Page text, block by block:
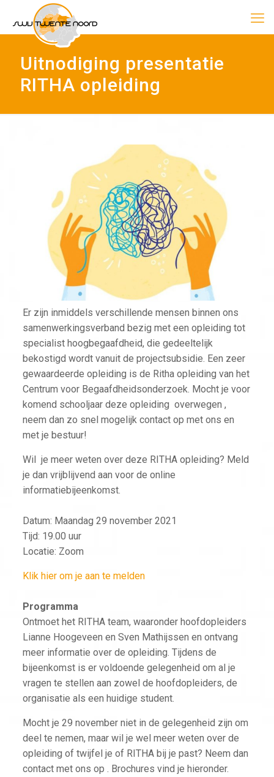
Uitnodiging presentatie
RITHA opleiding
Er zijn inmiddels verschillende mensen binnen ons
samenwerkingsverband bezig met een opleiding tot
specialist hoogbegaafdheid, die gedeeltelijk
bekostigd wordt vanuit de projectsubsidie. Een zeer
gewaardeerde opleiding is de Ritha opleiding van het
Centrum voor Begaafdheidsonderzoek. Mocht je voor
komend schooljaar deze opleiding overwegen ,
neem dan zo snel mogelijk contact op met ons en
met je bestuur!
Wil je meer weten over deze RITHA opleiding? Meld
je dan vrijblijvend aan voor de online
informatiebijeenkomst.
Datum: Maandag 29 november 2021
Tijd: 19.00 uur
Locatie: Zoom
Klik hier om je aan te melden
Programma
Ontmoet het RITHA team, waaronder hoofdopleiders
Lianne Hoogeveen en Sven Mathijssen en ontvang
meer informatie over de opleiding. Tijdens de
bijeenkomst is er voldoende gelegenheid om al je
vragen te stellen aan zowel de hoofdopleiders, de
organisatie als een huidige student.
Mocht je 29 november niet in de gelegenheid zijn om
deel te nemen, maar wil je wel meer weten over de
opleiding of twijfel je of RITHA bij je past? Neem dan
contact met ons op . Brochures vind je hieronder.